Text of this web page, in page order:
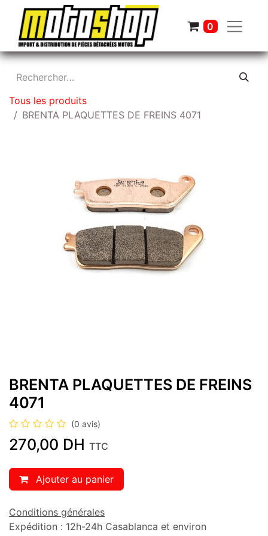
0
Tous les produits
BRENTA PLAQUETTES DE FREINS 4071
BRENTA PLAQUETTES DE FREINS
4071
(0 avis)
270,00 DH TTC
Ajouter au panier
Conditions générales
Expédition : 12h-24h Casablanca et environ